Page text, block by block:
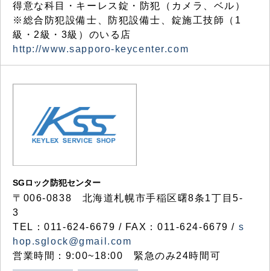
得意な科目・キーレス錠・防犯（カメラ、ベル）
※総合防犯設備士、防犯設備士、錠施工技師（1
級・2級・3級）のいる店
http://www.sapporo-keycenter.com
SGロック防犯センター
〒006-0838 北海道札幌市手稲区曙8条1丁目5-
3
TEL：011-624-6679 / FAX：011-624-6679 / s
hop.sglock@gmail.com
営業時間：9:00~18:00 緊急のみ24時間可